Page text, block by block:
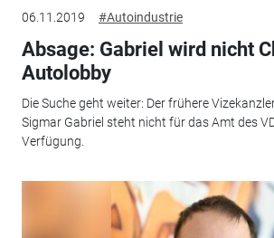
06.11.2019 #Autoindustrie
Absage: Gabriel wird nicht
Autolobby
Die Suche geht weiter: Der frühere
Sigmar Gabriel steht nicht für das Amt des
Verfügung.